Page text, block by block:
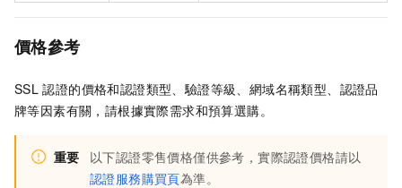
價格參考
SSL 認證的價格和認證類型、驗證等級、網域名稱類型、認證品
牌等因素有關，請根據實際需求和預算選購。
重要
以下認證零售價格僅供參考，實際認證價格請以
認證服務購買頁為準。